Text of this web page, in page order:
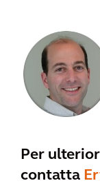
Per
contatta